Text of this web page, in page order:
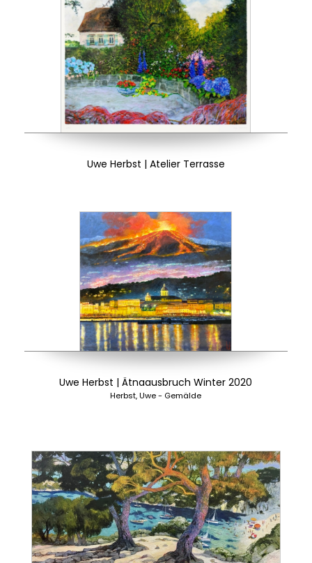
Uwe Herbst | Atelier Terrasse
Uwe Herbst | Ätnaausbruch Winter 2020
Herbst, Uwe - Gemälde